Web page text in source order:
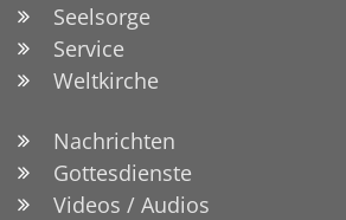
Seelsorge
Service
Weltkirche
Nachrichten
Gottesdienste
Videos / Audios